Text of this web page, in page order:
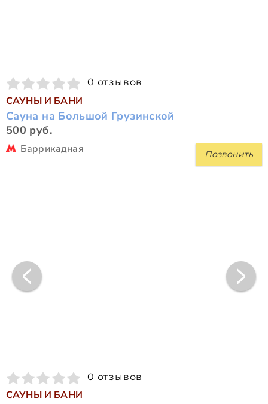
0 отзывов
САУНЫ И БАНИ
Сауна на Большой Грузинской
500 руб.
Позвонить
Баррикадная
0 отзывов
САУНЫ И БАНИ